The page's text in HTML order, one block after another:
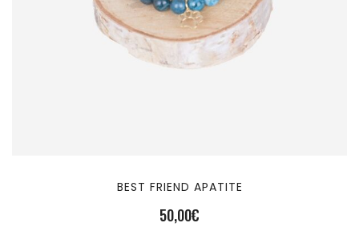
BEST FRIEND APATITE
50,00€